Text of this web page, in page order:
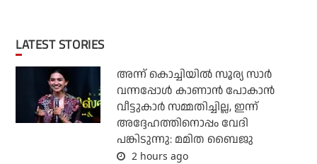
LATEST STORIES
അന്ന് കൊച്ചിയില്‍ സൂര്യ സാര്‍
വന്നപ്പോള്‍ കാണാന്‍ പോകാന്‍
വീട്ടുകാര്‍ സമ്മതിച്ചില്ല, ഇന്ന്
അദ്ദേഹത്തിനൊപ്പം വേദി
പങ്കിടുന്നു: മമിത ബൈജു
2 hours ago